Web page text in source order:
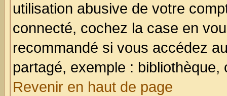
utilisation abusive de votre
connecté, cochez la case en
recommandé si vous accédez
partagé, exemple :
Revenir en haut de page